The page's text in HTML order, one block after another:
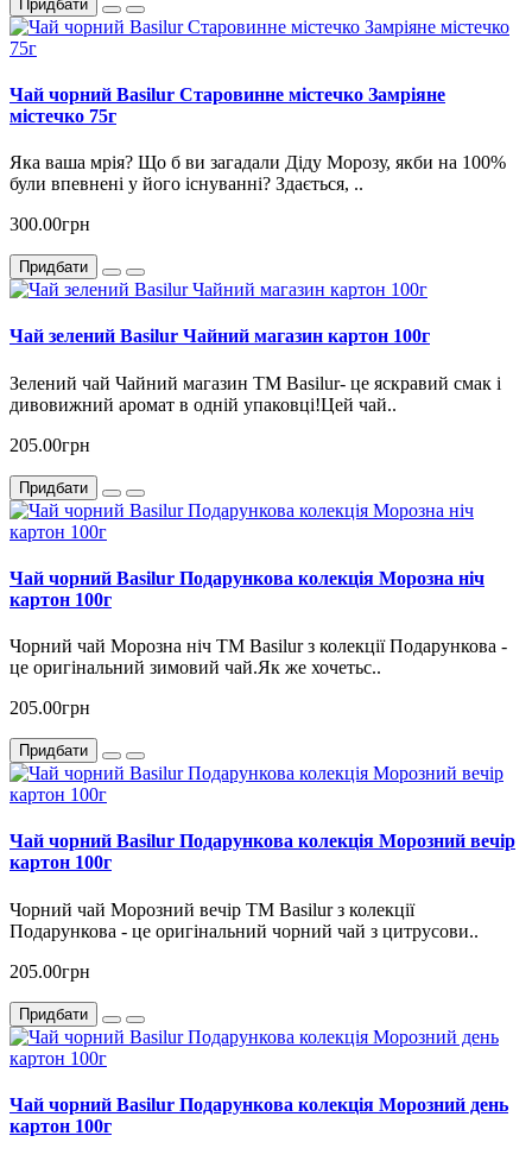
Придбати
Чай чорний Basilur Старовинне містечко Замріяне
містечко 75г
Яка ваша мрія? Що б ви загадали Діду Морозу, якби на 100%
були впевнені у його існуванні? Здається, ..
300.00грн
Придбати
Чай зелений Basilur Чайний магазин картон 100г
Зелений чай Чайний магазин ТМ Basilur- це яскравий смак і
дивовижний аромат в одній упаковці!Цей чай..
205.00грн
Придбати
Чай чорний Basilur Подарункова колекція Морозна ніч
картон 100г
Чорний чай Морозна ніч ТМ Basilur з колекції Подарункова -
це оригінальний зимовий чай.Як же хочетьс..
205.00грн
Придбати
Чай чорний Basilur Подарункова колекція Морозний вечір
картон 100г
Чорний чай Морозний вечір ТМ Basilur з колекції
Подарункова - це оригінальний чорний чай з цитрусови..
205.00грн
Придбати
Чай чорний Basilur Подарункова колекція Морозний день
картон 100г